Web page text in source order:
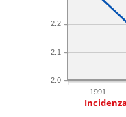
1991
2.0
2.1
2.2